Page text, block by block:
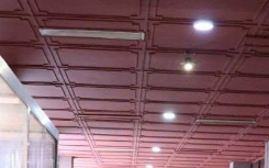
န် လိုကြောင်း နိုင်ငံတော်သမ္မတ
င့် သက်ဆိုင်ရာအချက်အလက်များကို
ြင်ပြသရန် လိုကြောင်း ပြောက
သားဧည့်သည်များ၊ သုတေသီများ၊
င်ရေး အချက်အလက်များကို ပြ